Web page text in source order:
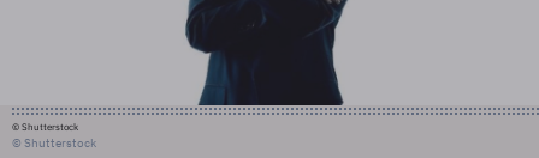
© Shutterstock
© Shutterstock